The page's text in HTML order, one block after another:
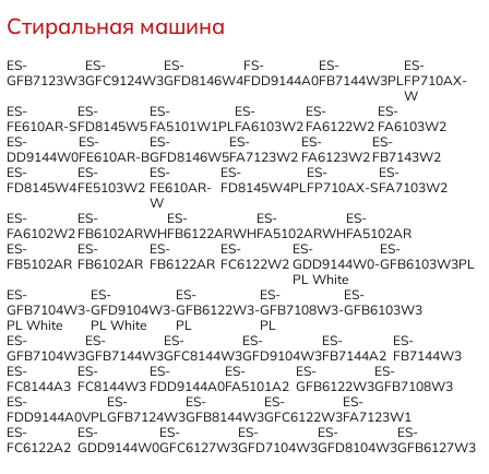
Стиральная машина
ES-
GFB7123W3
ES-
GFC9124W3
ES-
GFD8146W4
FS-
FDD9144A0
ES-
FB7144W3PL
ES-
FP710AX-
W
ES-
FE610AR-S
ES-
FD8145W5
ES-
FA5101W1PL
ES-
FA6103W2
ES-
FA6122W2
ES-
FA6103W2
ES-
DD9144W0
ES-
FE610AR-B
ES-
GFD8146W5
ES-
FA7123W2
ES-
FA6123W2
ES-
FB7143W2
ES-
FD8145W4
ES-
FE5103W2
ES-
FE610AR-
W
ES-
FD8145W4PL
ES-
FP710AX-S
ES-
FA7103W2
ES-
FA6102W2
ES-
FB6102ARWH
ES-
FB6122ARWH
ES-
FA5102ARWH
ES-
FA5102AR
ES-
FB5102AR
ES-
FB6102AR
ES-
FB6122AR
ES-
FC6122W2
ES-
GDD9144W0-
PL White
ES-
GFB6103W3PL
ES-
GFB7104W3-
PL White
ES-
GFD9104W3-
PL White
ES-
GFB6122W3-
PL
ES-
GFB7108W3-
PL
ES-
GFB6103W3
ES-
GFB7104W3
ES-
GFB7144W3
ES-
GFC8144W3
ES-
GFD9104W3
ES-
FB7144A2
ES-
FB7144W3
ES-
FC8144A3
ES-
FC8144W3
ES-
FDD9144A0
ES-
FA5101A2
ES-
GFB6122W3
ES-
GFB7108W3
ES-
FDD9144A0VPL
ES-
GFB7124W3
ES-
GFB8144W3
ES-
GFC6122W3
ES-
FA7123W1
ES-
FC6122A2
ES-
GDD9144W0
ES-
GFC6127W3
ES-
GFD7104W3
ES-
GFD8104W3
ES-
GFB6127W3